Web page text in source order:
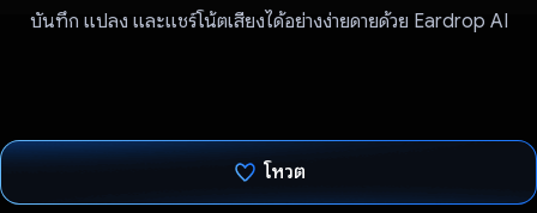
บันทึก แปลง และแชร์โน้ตเสียงได้อย่างง่ายดายด้วย Eardrop AI
โหวต